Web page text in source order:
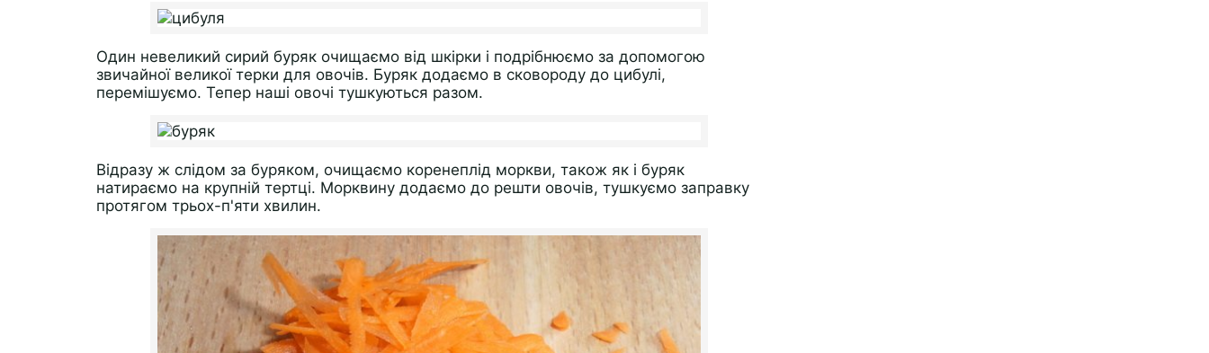
Один невеликий сирий буряк очищаємо від шкірки і подрібнюємо за допомогою
звичайної великої терки для овочів. Буряк додаємо в сковороду до цибулі,
перемішуємо. Тепер наші овочі тушкуються разом.
Відразу ж слідом за буряком, очищаємо коренеплід моркви, також як і буряк
натираємо на крупній тертці. Морквину додаємо до решти овочів, тушкуємо заправку
протягом трьох-п'яти хвилин.